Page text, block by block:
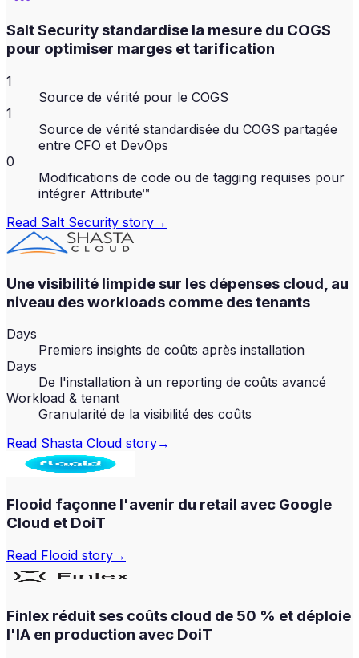
Salt Security standardise la mesure du COGS
pour optimiser marges et tarification
1
Source de vérité pour le COGS
1
Source de vérité standardisée du COGS partagée
entre CFO et DevOps
0
Modifications de code ou de tagging requises pour
intégrer Attribute™
Read Salt Security story→
Une visibilité limpide sur les dépenses cloud, au
niveau des workloads comme des tenants
Days
Premiers insights de coûts après installation
Days
De l'installation à un reporting de coûts avancé
Workload & tenant
Granularité de la visibilité des coûts
Read Shasta Cloud story→
Flooid façonne l'avenir du retail avec Google
Cloud et DoiT
Read Flooid story→
Finlex réduit ses coûts cloud de 50 % et déploie
l'IA en production avec DoiT